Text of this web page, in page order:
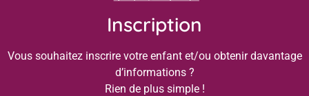
Inscription
Vous souhaitez inscrire votre enfant et/ou obtenir davantage
d’informations ?
Rien de plus simple !